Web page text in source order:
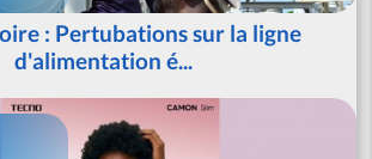
: Pertubations sur la ligne
d'alimentation é...